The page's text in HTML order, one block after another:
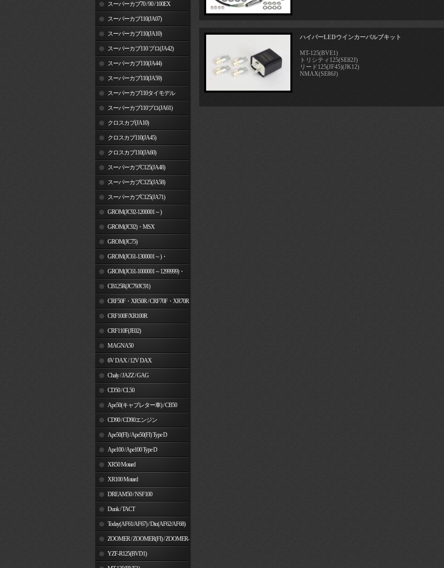
スーパーカブ70 / 90 / 100EX
スーパーカブ110(JA07)
スーパーカブ110(JA10)
スーパーカブ110 プロ(JA42)
スーパーカブ110(JA44)
スーパーカブ110(JA59)
スーパーカブ110タイモデル
(MLHJA56)
スーパーカブ110プロ(JA61)
クロスカブ(JA10)
クロスカブ110(JA45)
クロスカブ110(JA60)
スーパーカブC125(JA48)
スーパーカブC125(JA58)
スーパーカブC125(JA71)
GROM(JC92-1200001～)
GROM(JC92)・MSX
GROM(MLHJC92)
GROM(JC75)
GROM(JC61-1300001～)・
MSX125SF
GROM(JC61-1000001～1299999)・
MSX125CB125R(JC79/JC91)
CRF50F・XR50R / CRF70F・XR70R
CRF100F/XR100R
CRF110F(JE02)
MAGNA50
6V DAX / 12V DAX
Chaly / JAZZ / GAG
CD50 / CL50
Ape50(キャブレター車) / CB50
CD90 / CD90エンジン
Ape50(FI) / Ape50(FI) Type D
Ape100 / Ape100 Type D
XR50 Motard
XR100 Motard
DREAM50 / NSF100
Dunk / TACT
Today(AF61/AF67) / Dio(AF62/AF68)
ZOOMER / ZOOMER(FI) / ZOOMER-
YZF-R125(BVD1)
ハイパーLEDウインカーバルブキット
MT-125(BVE1)
トリシティ125(SE82J)
リード125(JF45)(JK12)
NMAX(SE86J)